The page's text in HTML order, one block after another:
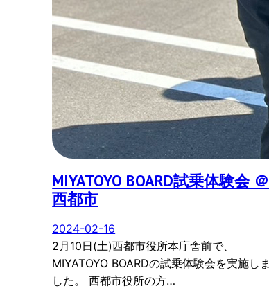
MIYATOYO BOARD試乗体験会 ＠
西都市
2024-02-16
2月10日(土)西都市役所本庁舎前で、
MIYATOYO BOARDの試乗体験会を実施しま
した。 西都市役所の方…